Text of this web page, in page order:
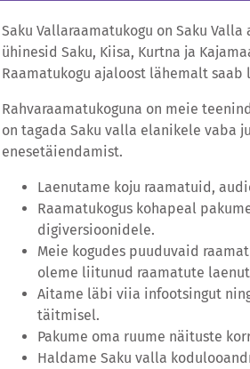
Saku Vallaraamatukogu on Saku
ühinesid Saku, Kiisa, Kurtna ja
Raamatukogu ajaloost lähemalt saab
Rahvaraamatukoguna on meie
on tagada Saku valla elanikele vaba
enesetäiendamist.
Laenutame koju raamatuid,
Raamatukogus kohapeal
digiversioonidele.
Meie kogudes puuduvaid
oleme liitunud raamatute
Aitame läbi viia infootsingut
täitmisel.
Pakume oma ruume näituste
Haldame Saku valla